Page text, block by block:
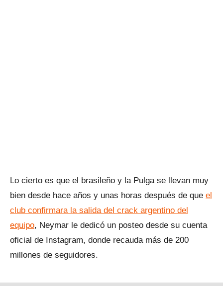
Lo cierto es que el brasileño y la Pulga se llevan muy
bien desde hace años y unas horas después de que el
club confirmara la salida del crack argentino del
equipo, Neymar le dedicó un posteo desde su cuenta
oficial de Instagram, donde recauda más de 200
millones de seguidores.